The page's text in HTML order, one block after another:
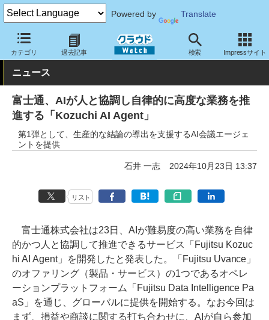
Powered by Translate
カテゴリ 過去記事 検索 Impressサイト
クラウド Watch サービス・ソフト サービス コミュニケーショ
ニュース
富士通、AIが人と協調し自律的に高度な業務を推
進する「Kozuchi AI Agent」
第1弾として、生産的な結論の導出を支援するAI会議エージェ
ントを提供
石井 一志 2024年10月23日 13:37
リスト
富士通株式会社は23日、AIが難易度の高い業務を自律
的かつ人と協調して推進できるサービス「Fujitsu Kozuc
hi AI Agent」を開発したと発表した。「Fujitsu Uvance」
のオファリング（製品・サービス）の1つであるオペレ
ーションプラットフォーム「Fujitsu Data Intelligence Pa
aS」を通じ、グローバルに提供を開始する。なお今回は
まず、損益や商談に関する打ち合わせに、AIが自ら参加